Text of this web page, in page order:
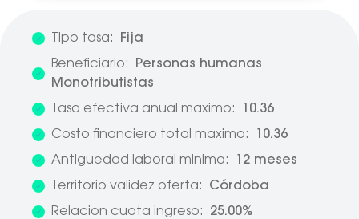
Tipo tasa:
Fija
Beneficiario:
Personas humanas
Monotributistas
Tasa efectiva anual maximo:
10.36
Costo financiero total maximo:
10.36
Antiguedad laboral minima:
12 meses
Territorio validez oferta:
Córdoba
Relacion cuota ingreso:
25.00%